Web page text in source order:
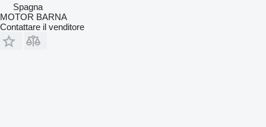
Spagna
MOTOR BARNA
Contattare il venditore